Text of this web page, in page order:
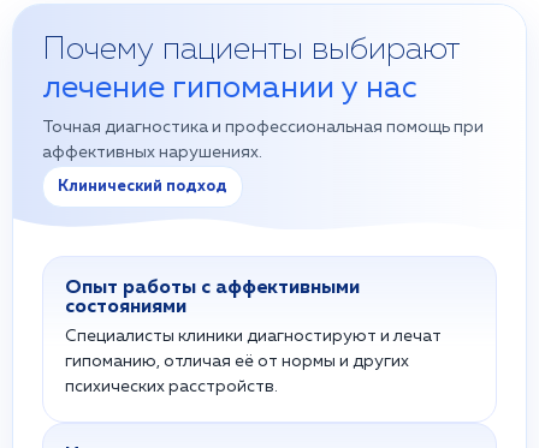
Почему пациенты выбирают
лечение гипомании у нас
Точная диагностика и профессиональная помощь при
аффективных нарушениях.
Клинический подход
Опыт работы с аффективными
состояниями
Специалисты клиники диагностируют и лечат
гипоманию, отличая её от нормы и других
психических расстройств.